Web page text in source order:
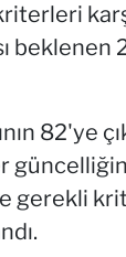
beklenen
82'ye
gerekli